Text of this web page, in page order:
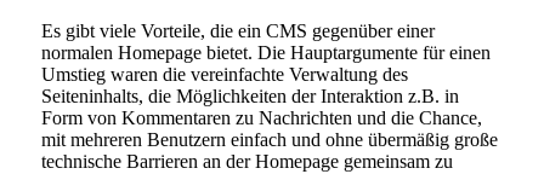
Es gibt viele Vorteile, die ein CMS gegenüber einer
normalen Homepage bietet. Die Hauptargumente für einen
Umstieg waren die vereinfachte Verwaltung des
Seiteninhalts, die Möglichkeiten der Interaktion z.B. in
Form von Kommentaren zu Nachrichten und die Chance,
mit mehreren Benutzern einfach und ohne übermäßig große
technische Barrieren an der Homepage gemeinsam zu